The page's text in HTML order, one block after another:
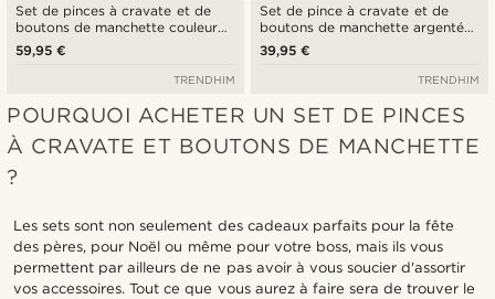
Set de pinces à cravate et de
boutons de manchette couleur
bleu et argent à motif
géométrique
59,95 €
TRENDHIM
Set de pince à cravate et de
boutons de manchette argentés
Le Poker
39,95 €
TRENDHIM
POURQUOI ACHETER UN SET DE PINCES
À CRAVATE ET BOUTONS DE MANCHETTE
?
Les sets sont non seulement des cadeaux parfaits pour la fête
des pères, pour Noël ou même pour votre boss, mais ils vous
permettent par ailleurs de ne pas avoir à vous soucier d'assortir
vos accessoires. Tout ce que vous aurez à faire sera de trouver le